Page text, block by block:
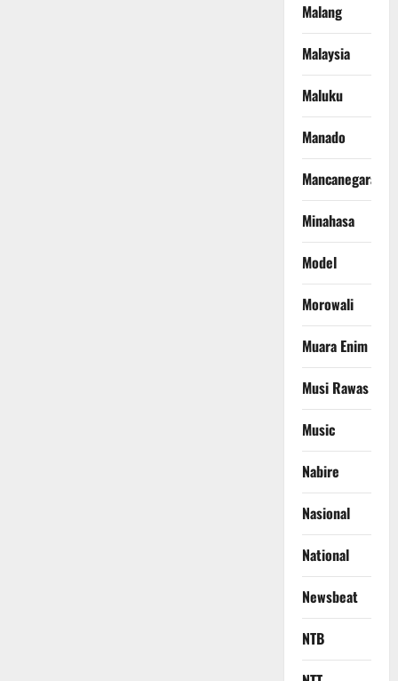
Malang
Malaysia
Maluku
Manado
Mancanegara
Minahasa
Model
Morowali
Muara Enim
Musi Rawas
Music
Nabire
Nasional
National
Newsbeat
NTB